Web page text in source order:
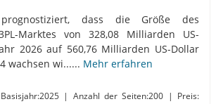
dass die Größe des
Marktes von 328,08 Milliarden US-
2026 auf 560,76 Milliarden US-Dollar
wachsen wi...... Mehr erfahren
| Anzahl der Seiten:200
| Preis: